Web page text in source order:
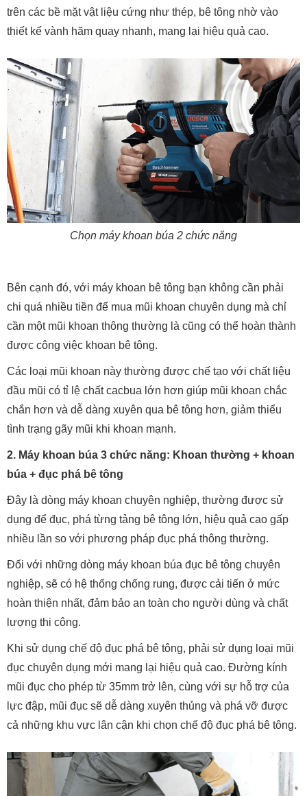
trên các bề mặt vật liệu cứng như thép, bê tông nhờ vào
thiết kế vành hãm quay nhanh, mang lại hiệu quả cao.
Chọn máy khoan búa 2 chức năng
Bên cạnh đó, với máy khoan bê tông bạn không cần phải
chi quá nhiều tiền để mua mũi khoan chuyên dụng mà chỉ
cần một mũi khoan thông thường là cũng có thể hoàn thành
được công việc khoan bê tông.
Các loại mũi khoan này thường được chế tạo với chất liệu
đầu mũi có tỉ lệ chất cacbua lớn hơn giúp mũi khoan chắc
chắn hơn và dễ dàng xuyên qua bê tông hơn, giảm thiểu
tình trạng gãy mũi khi khoan mạnh.
2. Máy khoan búa 3 chức năng: Khoan thường + khoan
búa + đục phá bê tông
Đây là dòng máy khoan chuyên nghiệp, thường được sử
dụng để đục, phá từng tảng bê tông lớn, hiệu quả cao gấp
nhiều lần so với phương pháp đục phá thông thường.
Đối với những dòng máy khoan búa đục bê tông chuyên
nghiệp, sẽ có hệ thống chống rung, được cải tiến ở mức
hoàn thiện nhất, đảm bảo an toàn cho người dùng và chất
lượng thi công.
Khi sử dụng chế độ đục phá bê tông, phải sử dụng loại mũi
đục chuyên dụng mới mang lại hiệu quả cao. Đường kính
mũi đục cho phép từ 35mm trở lên, cùng với sự hỗ trợ của
lực đập, mũi đục sẽ dễ dàng xuyên thủng và phá vỡ được
cả những khu vực lân cận khi chọn chế độ đục phá bê tông.